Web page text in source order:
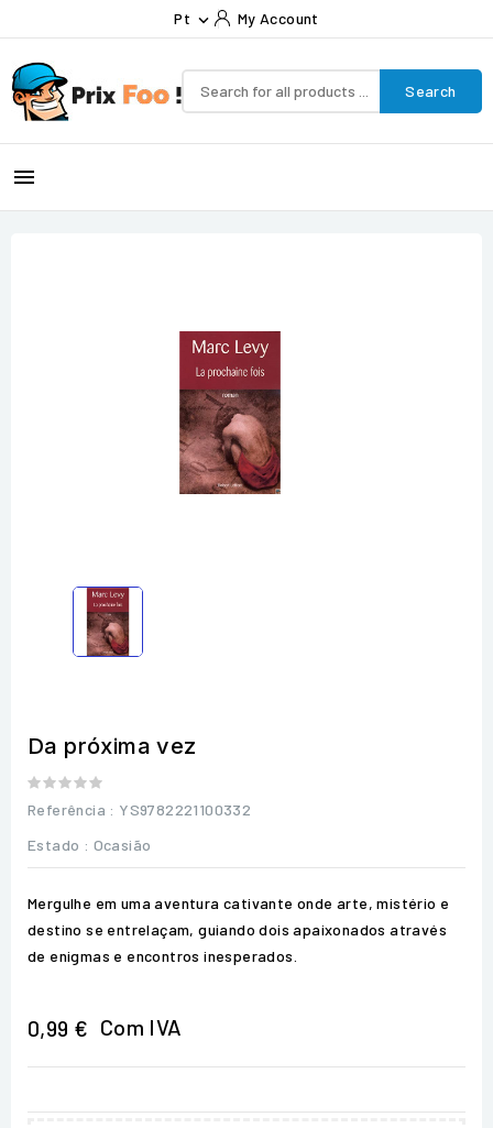
Pt  My Account
Search

Da próxima vez
Referência : YS9782221100332
Estado : Ocasião
Mergulhe em uma aventura cativante onde arte, mistério e
destino se entrelaçam, guiando dois apaixonados através
de enigmas e encontros inesperados.
0,99 € Com IVA